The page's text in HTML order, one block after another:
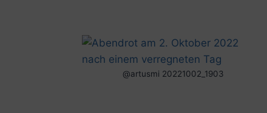
@artusmi 20221002_1903